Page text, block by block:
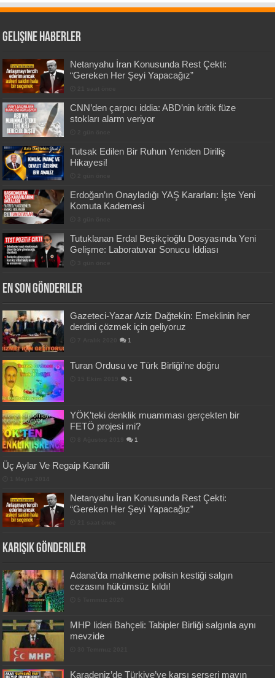
Gelişine Haberler
Netanyahu İran Konusunda Rest Çekti:
“Gereken Her Şeyi Yapacağız”
CNN’den çarpıcı iddia: ABD’nin kritik füze
stokları alarm veriyor
Tutsak Edilen Bir Ruhun Yeniden Diriliş
Hikayesi!
Erdoğan’ın Onayladığı YAŞ Kararları: İşte Yeni
Komuta Kademesi
Tutuklanan Erdal Beşikçioğlu Dosyasında Yeni
Gelişme: Laboratuvar Sonucu İddiası
En Son Gönderiler
Gazeteci-Yazar Aziz Dağtekin: Emeklinin her
derdini çözmek için geliyoruz
1
Turan Ordusu ve Türk Birliği’ne doğru
1
YÖK’teki denklik muamması gerçekten bir
FETÖ projesi mi?
1
Üç Aylar Ve Regaip Kandili
Netanyahu İran Konusunda Rest Çekti:
“Gereken Her Şeyi Yapacağız”
Karışık Gönderiler
Adana’da mahkeme polisin kestiği salgın
cezasını hükümsüz kıldı!
MHP lideri Bahçeli: Tabipler Birliği salgınla aynı
mevzide
Karadeniz’de Türkiye’ye karşı serseri mayın